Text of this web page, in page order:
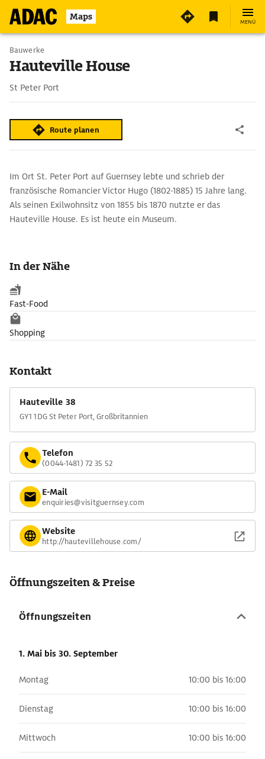
Maps MENÜ
Bauwerke
Hauteville House
St Peter Port
Route planen
Im Ort St. Peter Port auf Guernsey lebte und schrieb der
französische Romancier Victor Hugo (1802-1885) 15 Jahre lang.
Als seinen Exilwohnsitz von 1855 bis 1870 nutzte er das
Hauteville House. Es ist heute ein Museum.
In der Nähe
Fast-Food
Shopping
Kontakt
Hauteville 38
GY1 1DG St Peter Port, Großbritannien
Telefon
(0044-1481) 72 35 52
E-Mail
enquiries@visitguernsey.com
Website
http://hautevillehouse.com/
Öffnungszeiten & Preise
Öffnungszeiten
1. Mai bis 30. September
Montag 10:00 bis 16:00
Dienstag 10:00 bis 16:00
Mittwoch 10:00 bis 16:00